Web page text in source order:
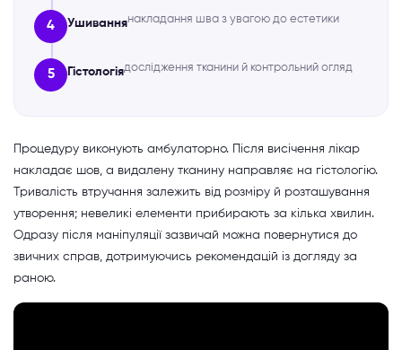
4 Ушиваннянакладання шва з увагою до естетики
5 Гістологіядослідження тканини й контрольний огляд
Процедуру виконують амбулаторно. Після висічення лікар
накладає шов, а видалену тканину направляє на гістологію.
Тривалість втручання залежить від розміру й розташування
утворення; невеликі елементи прибирають за кілька хвилин.
Одразу після маніпуляції зазвичай можна повернутися до
звичних справ, дотримуючись рекомендацій із догляду за
раною.